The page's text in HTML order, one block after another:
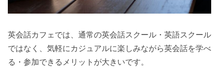
英会話カフェでは、通常の英会話スクール・英語スクール
ではなく、気軽にカジュアルに楽しみながら英会話を学べ
る・参加できるメリットが大きいです。